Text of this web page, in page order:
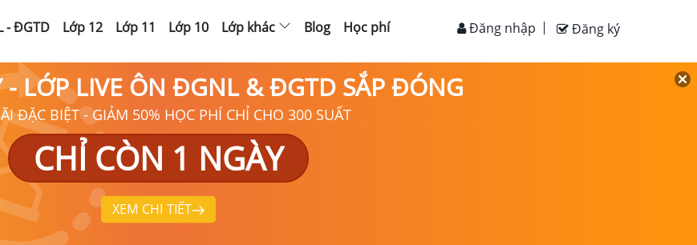
- ĐGTD Lớp 12 Lớp 11 Lớp 10 Lớp khác Blog Học phí Đăng ký
Đăng nhập
- LỚP LIVE ÔN ĐGNL & ĐGTD SẮP ĐÓNG
ĐẶC BIỆT - GIẢM 50% HỌC PHÍ CHỈ CHO 300 SUẤT
CHỈ CÒN 1 NGÀY
XEM CHI TIẾT